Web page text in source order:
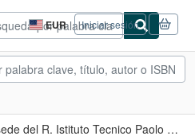
EUR
Preferencias
de
compra
del
Iniciar sesión
La nuova sede del R. Istituto Tecnico Paolo Sarpi in Venezia. In...